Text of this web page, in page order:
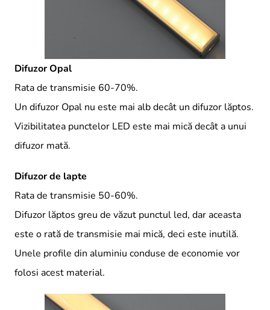
Difuzor Opal
Rata de transmisie 60-70%.
Un difuzor Opal nu este mai alb decât un difuzor lăptos.
Vizibilitatea punctelor LED este mai mică decât a unui
difuzor mată.
Difuzor de lapte
Rata de transmisie 50-60%.
Difuzor lăptos greu de văzut punctul led, dar aceasta
este o rată de transmisie mai mică, deci este inutilă.
Unele profile din aluminiu conduse de economie vor
folosi acest material.